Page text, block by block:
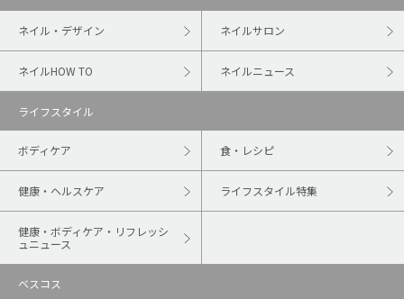
ネイル・デザイン ネイルサロン
ネイルHOW TO ネイルニュース
ライフスタイル
ボディケア 食・レシピ
健康・ヘルスケア ライフスタイル特集
健康・ボディケア・リフレッシ
ュニュース
ベスコス